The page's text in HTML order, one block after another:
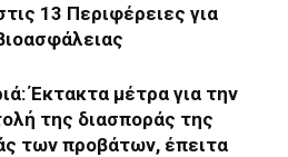
13 Περιφέρειες για
Έκτακτα μέτρα για την
της διασποράς της
των προβάτων, έπειτα